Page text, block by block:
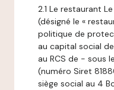
2.1 Le restaurant
(désigné le «
politique de
au capital social
au RCS de - sous
(numéro Siret
siège social au 4